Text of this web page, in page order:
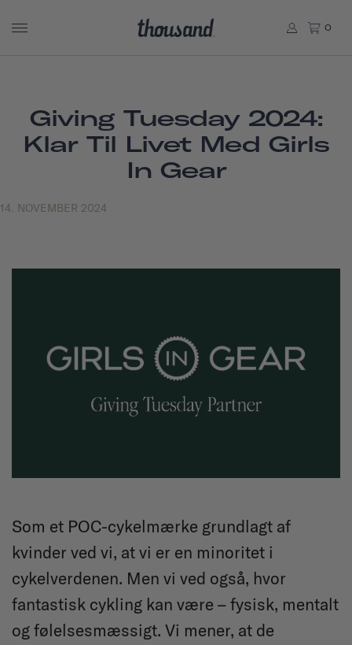
0
Giving Tuesday 2024:
Klar Til Livet Med Girls
In Gear
14. NOVEMBER 2024
Som et POC-cykelmærke grundlagt af
kvinder ved vi, at vi er en minoritet i
cykelverdenen. Men vi ved også, hvor
fantastisk cykling kan være – fysisk, mentalt
og følelsesmæssigt. Vi mener, at de